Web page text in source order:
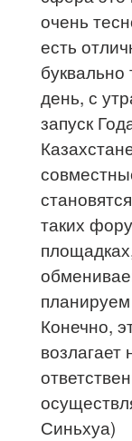
очень
есть
день, с
запуск
таких
Конечно,
Синьхуа)